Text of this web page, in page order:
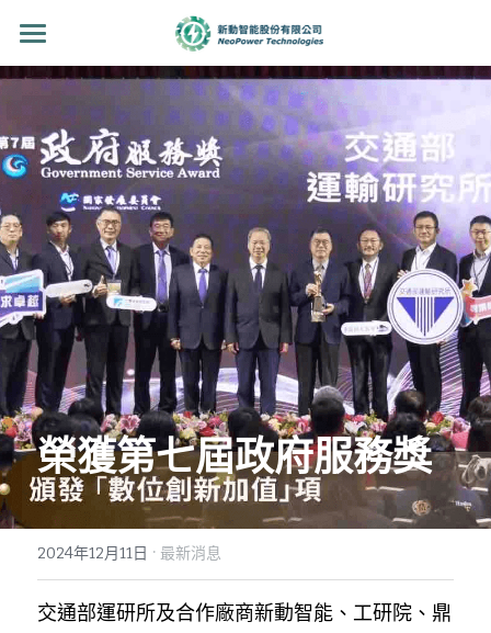
首頁
關於我們
系統介紹
SmartHUB
聯絡我們
繁體中文
繁體中文
English
榮獲第七屆政府服務獎
2024年12月11日 · 最新消息
交通部運研所及合作廠商新動智能、工研院、鼎